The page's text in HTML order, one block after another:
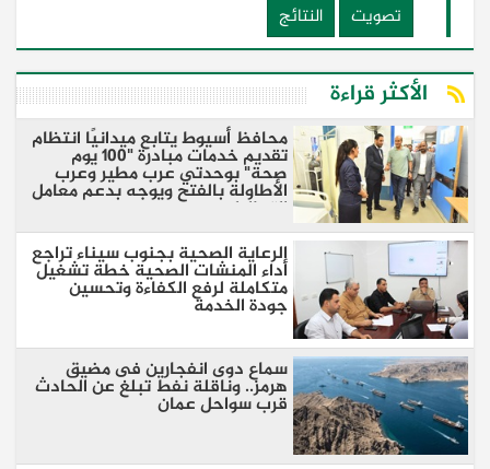
تصويت
النتائج
الأكثر قراءة
محافظ أسيوط يتابع ميدانيًا انتظام
تقديم خدمات مبادرة "100 يوم
صحة" بوحدتي عرب مطير وعرب
الأطاولة بالفتح ويوجه بدعم معامل
التحاليل
الرعاية الصحية بجنوب سيناء تراجع
أداء المنشات الصحية خطة تشغيل
متكاملة لرفع الكفاءة وتحسين
جودة الخدمة
سماع دوى انفجارين فى مضيق
هرمز.. وناقلة نفط تبلغ عن الحادث
قرب سواحل عمان